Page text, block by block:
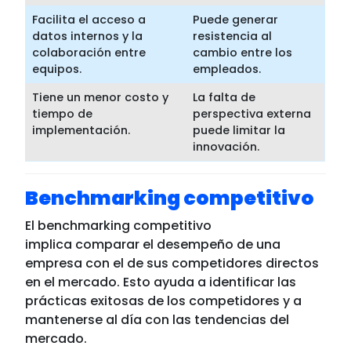
Facilita el acceso a
datos internos y la
colaboración entre
equipos.
Puede generar
resistencia al
cambio entre los
empleados.
Tiene un menor costo y
tiempo de
implementación.
La falta de
perspectiva externa
puede limitar la
innovación.
Benchmarking competitivo
El benchmarking competitivo
implica comparar el desempeño de una
empresa con el de sus competidores directos
en el mercado. Esto ayuda a identificar las
prácticas exitosas de los competidores y a
mantenerse al día con las tendencias del
mercado.